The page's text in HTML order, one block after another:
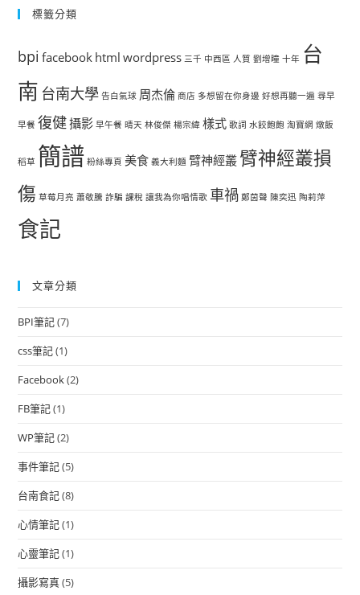
標籤分類
bpi facebook html wordpress 三千 中西區 人質 劉增瞳 十年 台
南 台南大學 告白氣球 周杰倫 商店 多想留在你身邊 好想再聽一遍 尋早
早餐 復健攝影 早午餐 晴天 林俊傑 楊宗緯 樣式 歌詞 水餃飽飽 淘寶網 燉飯
稻草 簡譜 粉絲專頁 美食 義大利麵 臂神經叢 臂神經叢損
傷 草莓月亮 蕭敬騰 詐騙 課稅 讓我為你唱情歌 車禍 鄭茵聲 陳奕迅 陶莉萍
食記
文章分類
BPI筆記(7)
css筆記(1)
Facebook(2)
FB筆記(1)
WP筆記(2)
事件筆記(5)
台南食記(8)
心情筆記(1)
心靈筆記(1)
攝影寫真(5)